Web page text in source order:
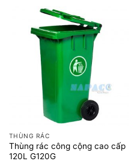
THÙNG RÁC
Thùng rác công cộng cao cấp
120L G120G